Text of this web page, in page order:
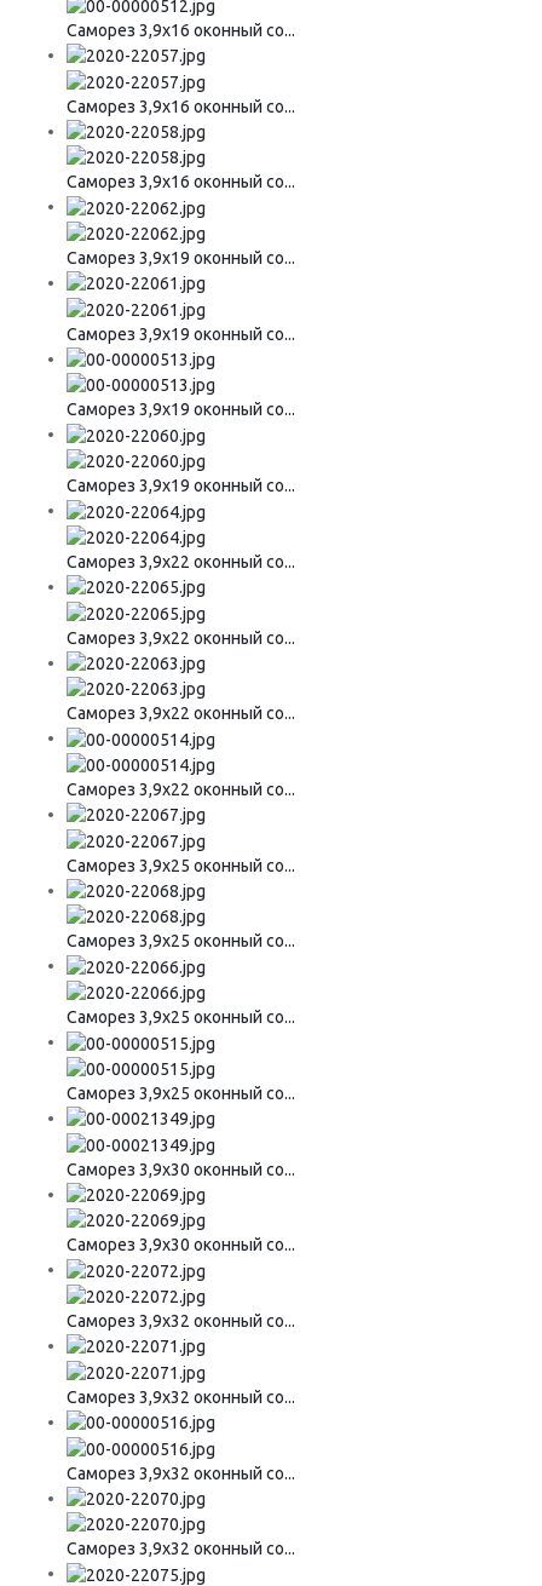
Саморез 3,9х16 оконный со...
Саморез 3,9х16 оконный со...
Саморез 3,9х16 оконный со...
Саморез 3,9х19 оконный со...
Саморез 3,9х19 оконный со...
Саморез 3,9х19 оконный со...
Саморез 3,9х19 оконный со...
Саморез 3,9х22 оконный со...
Саморез 3,9х22 оконный со...
Саморез 3,9х22 оконный со...
Саморез 3,9х22 оконный со...
Саморез 3,9х25 оконный со...
Саморез 3,9х25 оконный со...
Саморез 3,9х25 оконный со...
Саморез 3,9х25 оконный со...
Саморез 3,9х30 оконный со...
Саморез 3,9х30 оконный со...
Саморез 3,9х32 оконный со...
Саморез 3,9х32 оконный со...
Саморез 3,9х32 оконный со...
Саморез 3,9х32 оконный со...